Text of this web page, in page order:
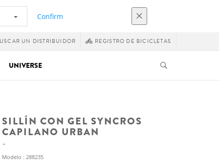
Confirm
UN DISTRIBUIDOR REGISTRO DE BICICLETAS
UNIVERSE
SILLÍN CON GEL SYNCROS
CAPILANO URBAN
Modelo : 288235